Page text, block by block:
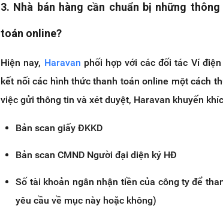
3. Nhà bán hàng cần chuẩn bị những
toán online?
Hiện nay, Haravan phối hợp với các đối tác Ví
kết nối các hình thức thanh toán online một cách
việc gửi thông tin và xét duyệt, Haravan khuyến
Bản scan giấy ĐKKD
Bản scan CMND Người đại diện ký HĐ
Số tài khoản ngân nhận tiền của công ty để
yêu cầu về mục này hoặc không)